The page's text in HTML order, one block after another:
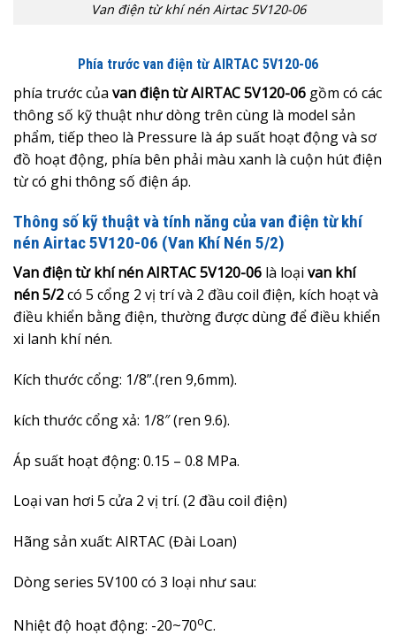
Van điện từ khí nén Airtac 5V120-06
Phía trước van điện từ AIRTAC 5V120-06
phía trước của van điện từ AIRTAC 5V120-06 gồm có các
thông số kỹ thuật như dòng trên cùng là model sản
phẩm, tiếp theo là Pressure là áp suất hoạt động và sơ
đồ hoạt động, phía bên phải màu xanh là cuộn hút điện
từ có ghi thông số điện áp.
Thông số kỹ thuật và tính năng của van điện từ khí
nén Airtac 5V120-06 (Van Khí Nén 5/2)
Van điện từ khí nén AIRTAC 5V120-06 là loại van khí
nén 5/2có 5 cổng 2 vị trí và 2 đầu coil điện, kích hoạt và
điều khiển bằng điện, thường được dùng để điều khiển
xi lanh khí nén.
Kích thước cổng: 1/8”.(ren 9,6mm).
kích thước cổng xả: 1/8″ (ren 9.6).
Áp suất hoạt động: 0.15 – 0.8 MPa.
Loại van hơi 5 cửa 2 vị trí. (2 đầu coil điện)
Hãng sản xuất: AIRTAC (Đài Loan)
Dòng series 5V100 có 3 loại như sau:
Nhiệt độ hoạt động: -20~70oC.